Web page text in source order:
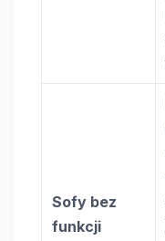
Sofy bez
funkcji